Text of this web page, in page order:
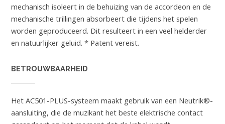
mechanisch isoleert in de behuizing van de accordeon en de
mechanische trillingen absorbeert die tijdens het spelen
worden geproduceerd. Dit resulteert in een veel helderder
en natuurlijker geluid. * Patent vereist.
BETROUWBAARHEID
Het AC501-PLUS-systeem maakt gebruik van een Neutrik®-
aansluiting, die de muzikant het beste elektrische contact